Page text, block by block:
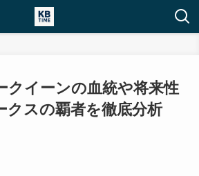
クイーンの血統や将来性
クスの覇者を徹底分析